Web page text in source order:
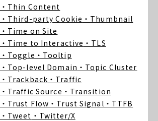
・Thin Content
・Third-party Cookie ・Thumbnail
・Time on Site
・Time to Interactive ・TLS
・Toggle ・Tooltip
・Top-level Domain ・Topic Cluster
・Trackback ・Traffic
・Traffic Source ・Transition
・Trust Flow ・Trust Signal ・TTFB
・Tweet ・Twitter/X